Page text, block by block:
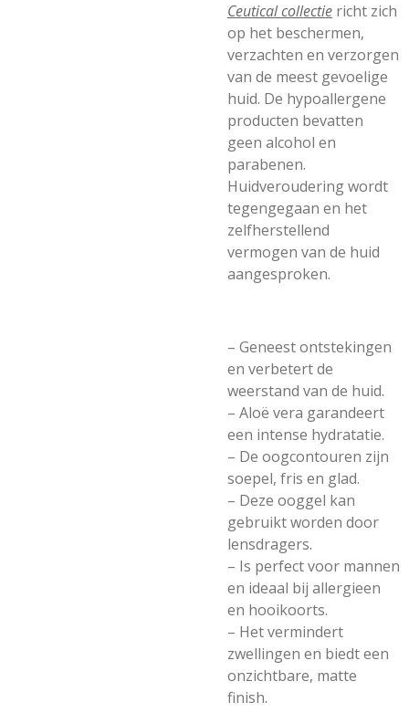
Ceutical collectie richt zich
op het beschermen,
verzachten en verzorgen
van de meest gevoelige
huid. De hypoallergene
producten bevatten
geen alcohol en
parabenen.
Huidveroudering wordt
tegengegaan en het
zelfherstellend
vermogen van de huid
aangesproken.
– Geneest ontstekingen
en verbetert de
weerstand van de huid.
– Aloë vera garandeert
een intense hydratatie.
– De oogcontouren zijn
soepel, fris en glad.
– Deze ooggel kan
gebruikt worden door
lensdragers.
– Is perfect voor mannen
en ideaal bij allergieen
en hooikoorts.
– Het vermindert
zwellingen en biedt een
onzichtbare, matte
finish.